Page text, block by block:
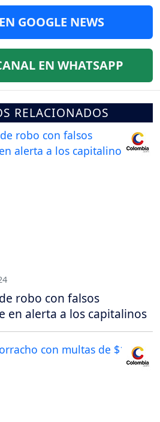
GOOGLE NEWS
EN WHATSAPP
RELACIONADOS
robo con falsos
en alerta a los capitalinos